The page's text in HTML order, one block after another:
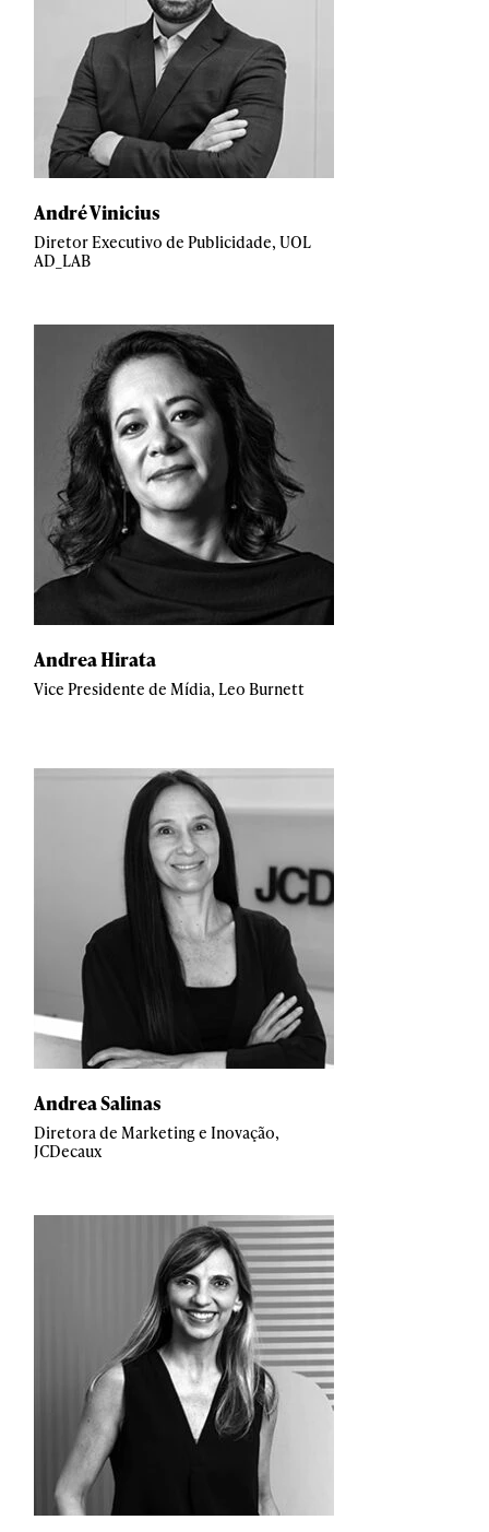
André Vinicius
Diretor Executivo de Publicidade, UOL
AD_LAB
Andrea Hirata
Vice Presidente de Mídia, Leo Burnett
Andrea Salinas
Diretora de Marketing e Inovação,
JCDecaux